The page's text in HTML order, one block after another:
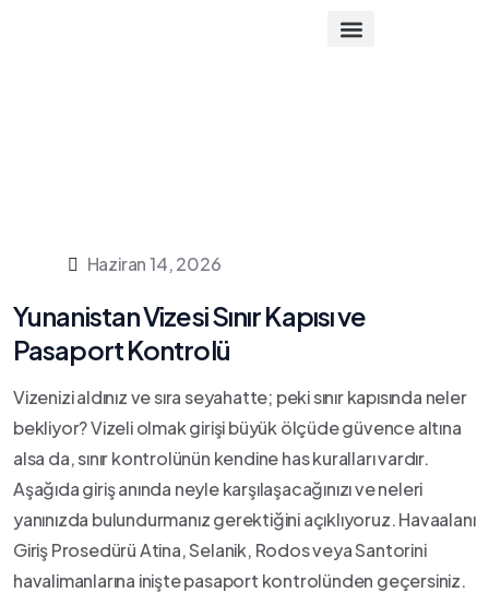
Haziran 14, 2026
Yunanistan Vizesi Sınır Kapısı ve
Pasaport Kontrolü
Vizenizi aldınız ve sıra seyahatte; peki sınır kapısında neler
bekliyor? Vizeli olmak girişi büyük ölçüde güvence altına
alsa da, sınır kontrolünün kendine has kuralları vardır.
Aşağıda giriş anında neyle karşılaşacağınızı ve neleri
yanınızda bulundurmanız gerektiğini açıklıyoruz. Havaalanı
Giriş Prosedürü Atina, Selanik, Rodos veya Santorini
havalimanlarına inişte pasaport kontrolünden geçersiniz.